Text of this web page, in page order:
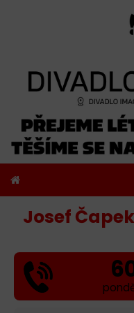
Josef Čapek